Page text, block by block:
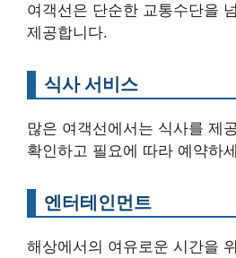
여객선은 단순한 교통수단을
제공합니다.
식사 서비스
많은 여객선에서는 식사를 제
확인하고 필요에 따라 예약하
엔터테인먼트
해상에서의 여유로운 시간을